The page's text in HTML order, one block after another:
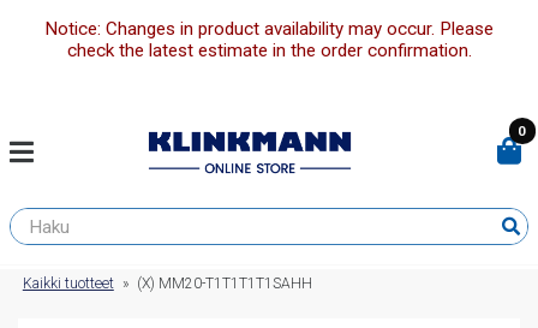
Notice: Changes in product availability may occur. Please
check the latest estimate in the order confirmation.
0
Kaikki tuotteet » (X) MM20-T1T1T1T1SAHH